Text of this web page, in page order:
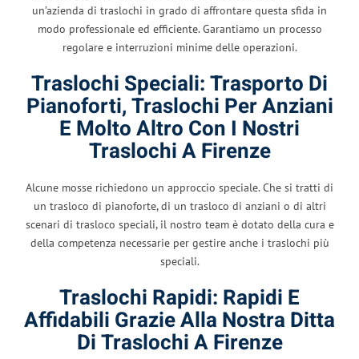
un’azienda di traslochi in grado di affrontare questa sfida in
modo professionale ed efficiente. Garantiamo un processo
regolare e interruzioni minime delle operazioni.
Traslochi Speciali: Trasporto Di
Pianoforti, Traslochi Per Anziani
E Molto Altro Con I Nostri
Traslochi A Firenze
Alcune mosse richiedono un approccio speciale. Che si tratti di
un trasloco di pianoforte, di un trasloco di anziani o di altri
scenari di trasloco speciali, il nostro team è dotato della cura e
della competenza necessarie per gestire anche i traslochi più
speciali.
Traslochi Rapidi: Rapidi E
Affidabili Grazie Alla Nostra Ditta
Di Traslochi A Firenze